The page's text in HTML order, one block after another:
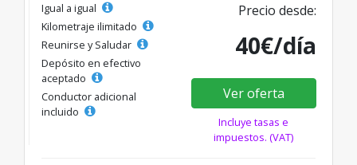
Igual a igual
Kilometraje ilimitado
Reunirse y Saludar
Depósito en efectivo
aceptado
Conductor adicional
incluido
Precio desde:
40€/día
Ver oferta
Incluye tasas e
impuestos. (VAT)